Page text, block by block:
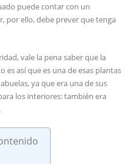
puede contar con un
por ello, debe prever que tenga
vale la pena saber que la
es así que es una de esas plantas
ya que era una de sus
los interiores: también era